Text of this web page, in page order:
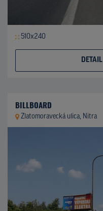
510x240
DETAIL
BILLBOARD
Zlatomoravecká ulica, Nitra